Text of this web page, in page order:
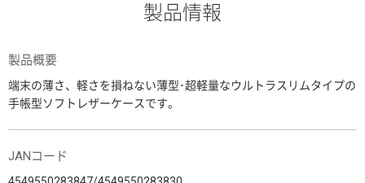
製品情報
製品概要
端末の薄さ、軽さを損ねない薄型･超軽量なウルトラスリムタイプの
手帳型ソフトレザーケースです。
JANコード